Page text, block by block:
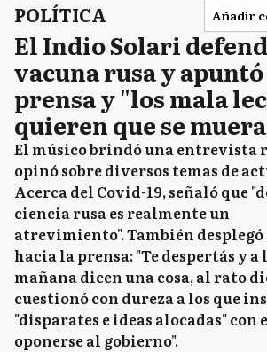
POLÍTICA Añadir
El Indio Solari
vacuna rusa y
prensa y "los mala
quieren que se
El músico brindó una entrevista
opinó sobre diversos temas de
Acerca del Covid-19, señaló que
ciencia rusa es realmente un
atrevimiento". También
hacia la prensa: "Te despertás y a
mañana dicen una cosa, al rato
cuestionó con dureza a los que
"disparates e ideas alocadas" con
oponerse al gobierno".